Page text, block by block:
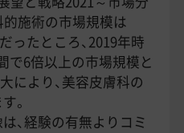
的施術の市場規模は
ったところ、2019年時
で6倍以上の市場規模と
により、美容皮膚科の
。
、経験の有無よりコミ